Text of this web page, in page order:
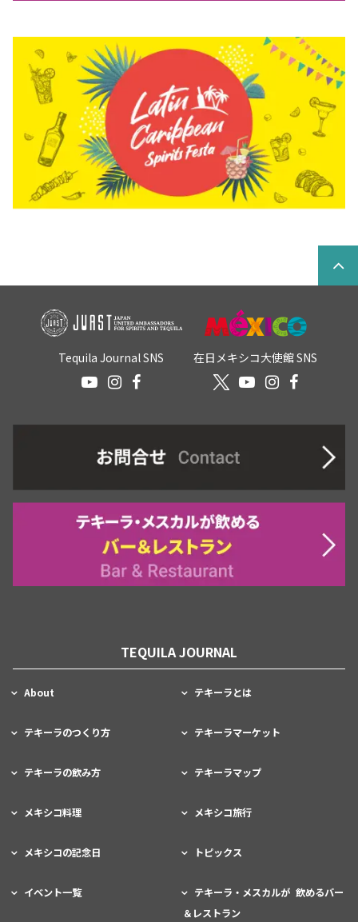
Tequila Journal SNS 在日メキシコ大使館 SNS
TEQUILA JOURNAL
About テキーラとは
テキーラのつくり方 テキーラマーケット
テキーラの飲み方 テキーラマップ
メキシコ料理 メキシコ旅行
メキシコの記念日 トピックス
イベント一覧
テキーラ・メスカルが 飲めるバー
＆レストラン